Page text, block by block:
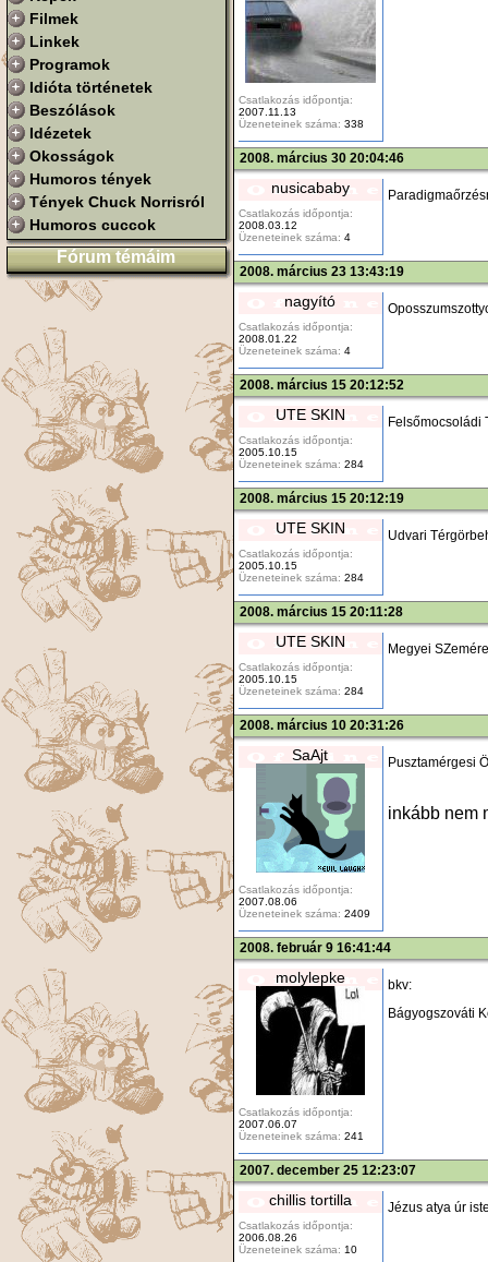
Filmek
Linkek
Programok
Idióta történetek
Beszólások
Idézetek
Okosságok
Humoros tények
Tények Chuck Norrisról
Humoros cuccok
Fórum témáim
Csatlakozás időpontja:
2007.11.13
Üzeneteinek száma: 338
2008. március 30 20:04:46
nusicababy
Csatlakozás időpontja:
2008.03.12
Üzeneteinek száma: 4
2008. március 23 13:43:19
nagyító
Csatlakozás időpontja:
2008.01.22
Üzeneteinek száma: 4
2008. március 15 20:12:52
UTE SKIN
Csatlakozás időpontja:
2005.10.15
Üzeneteinek száma: 284
Felsőmocsoládi
2008. március 15 20:12:19
UTE SKIN
Csatlakozás időpontja:
2005.10.15
Üzeneteinek száma: 284
Udvari
2008. március 15 20:11:28
UTE SKIN
Csatlakozás időpontja:
2005.10.15
Üzeneteinek száma: 284
Megyei
2008. március 10 20:31:26
SaAjt
Csatlakozás időpontja:
2007.08.06
Üzeneteinek száma: 2409
Pusztamérgesi
inkább nem
2008. február 9 16:41:44
molylepke
Csatlakozás időpontja:
2007.06.07
Üzeneteinek száma: 241
bkv:
Bágyogszováti
2007. december 25 12:23:07
chillis tortilla
Csatlakozás időpontja:
2006.08.26
Üzeneteinek száma: 10
Jézus atya úr